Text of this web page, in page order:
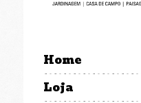
Home
Loja